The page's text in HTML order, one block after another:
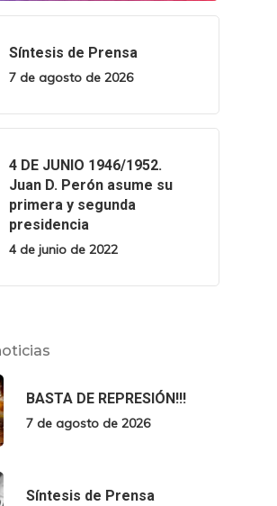
Síntesis de Prensa
7 de agosto de 2026
4 DE JUNIO 1946/1952.
Juan D. Perón asume su
primera y segunda
presidencia
4 de junio de 2022
BASTA DE REPRESIÓN!!!
7 de agosto de 2026
Síntesis de Prensa